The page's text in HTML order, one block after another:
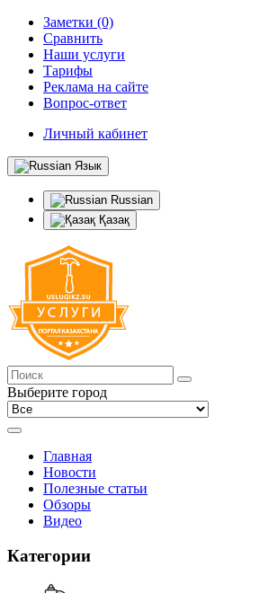
Заметки (0)
Сравнить
Наши услуги
Тарифы
Реклама на сайте
Вопрос-ответ
Личный кабинет
Язык
Russian
Қазақ
Выберите город
Главная
Новости
Полезные статьи
Обзоры
Видео
Категории